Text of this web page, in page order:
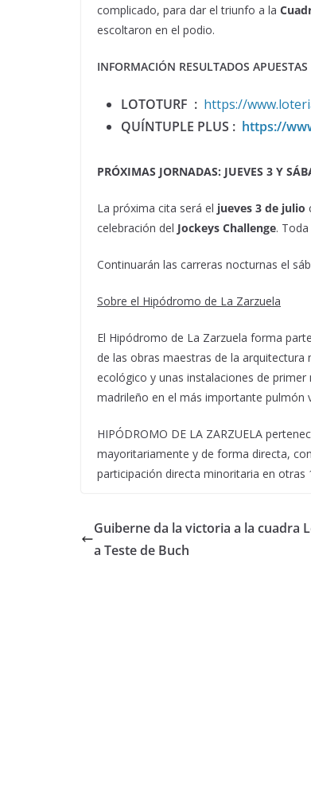
complicado, para dar el triunfo a la
escoltaron en el podio.
INFORMACIÓN RESULTADOS
LOTOTURF : https://
QUÍNTUPLE PLUS : https://
PRÓXIMAS JORNADAS: JUEVES 3 Y
La próxima cita será el jueves 3 de julio
celebración del Jockeys Challenge.
Continuarán las carreras nocturnas el
Sobre el Hipódromo de La Zarzuela
El Hipódromo de La Zarzuela forma
de las obras maestras de la arquitectura
ecológico y unas instalaciones de
madrileño en el más importante pulmón
HIPÓDROMO DE LA ZARZUELA
mayoritariamente y de forma directa,
participación directa minoritaria en otras
Guiberne da la victoria a la cuadra
a Teste de Buch